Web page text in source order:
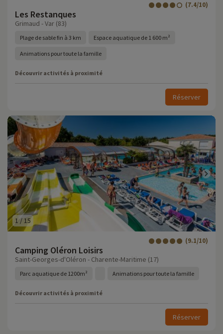
Les Restanques
(7.4/10)
Grimaud - Var (83)
Plage de sable fin à 3 km Espace aquatique de 1 600 m²
Animations pour toute la famille
Découvrir activités à proximité
Réserver
1/15
Camping Oléron Loisirs
(9.1/10)
Saint-Georges-d'Oléron - Charente-Maritime (17)
Parc aquatique de 1200m² Animations pour toute la famille
Découvrir activités à proximité
Réserver